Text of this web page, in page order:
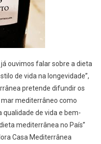
ouvimos falar sobre a dieta
de vida na longevidade”,
pretende difundir os
mediterrâneo como
de vida e bem-
mediterrânea no País”
Casa Mediterrânea